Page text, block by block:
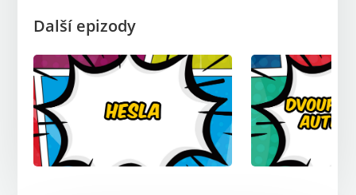
Další epizody